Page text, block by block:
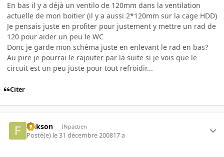
En bas il y a déjà un ventilo de 120mm dans la ventilation
actuelle de mon boitier (il y a aussi 2*120mm sur la cage HDD)
Je pensais juste en profiter pour justement y mettre un rad de
120 pour aider un peu le WC
Donc je garde mon schéma juste en enlevant le rad en bas?
Au pire je pourrai le rajouter par la suite si je vois que le
circuit est un peu juste pour tout refroidir...
Citer
frakson INpactien
Posté(e) le 31 décembre 200817 a